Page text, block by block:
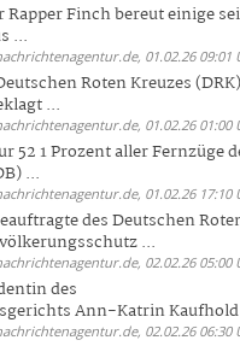
Finch bereut einige
...
01.02.26 09:01
Roten Kreuzes (DRK)
...
01.02.26 01:00
52 1 Prozent aller Fernzüge
...
01.02.26 17:10
des Deutschen
...
02.02.26 05:00
des
Ann-Katrin
02.02.26 06:30